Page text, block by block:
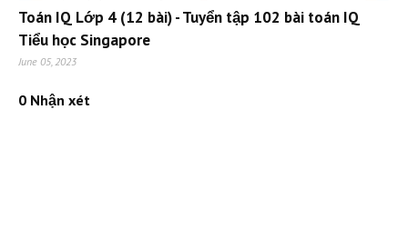
Toán IQ Lớp 4 (12 bài) - Tuyển tập 102 bài toán IQ
Tiểu học Singapore
June 05, 2023
0 Nhận xét